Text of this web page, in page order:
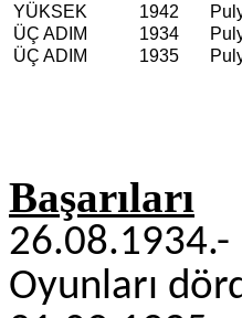
YÜKSEK 1942
ÜÇ ADIM
1934
ÜÇ ADIM
1935
Başarıları
Oyunları